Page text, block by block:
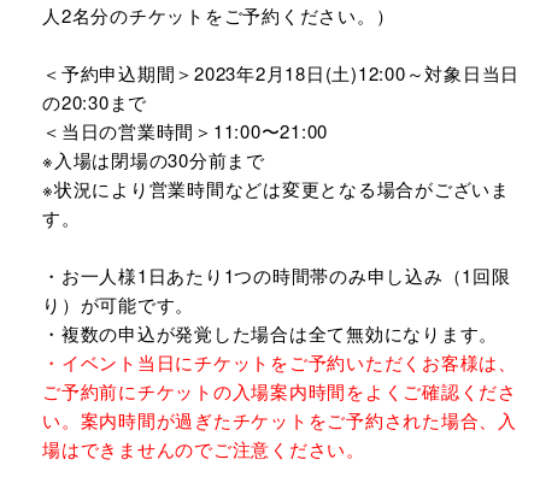
人2名分のチケットをご予約ください。）
＜予約申込期間＞2023年2月18日(土)12:00～対象日当日
の20:30まで
＜当日の営業時間＞11:00〜21:00
※入場は閉場の30分前まで
※状況により営業時間などは変更となる場合がございま
す。
・お一人様1日あたり1つの時間帯のみ申し込み（1回限
り）が可能です。
・複数の申込が発覚した場合は全て無効になります。
・イベント当日にチケットをご予約いただくお客様は、
ご予約前にチケットの入場案内時間をよくご確認くださ
い。案内時間が過ぎたチケットをご予約された場合、入
場はできませんのでご注意ください。